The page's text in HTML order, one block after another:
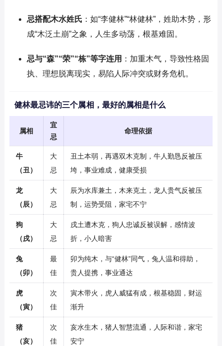
忌搭配木水姓氏 ：如“李健林”“林健林”，姓助木势，形
成“木泛土崩”之象，人生多动荡，根基难固。
忌与“森”“荣”“栋”等字连用 ：加重木气，导致性格固
执、理想脱离现实，易陷人际冲突或财务危机。
健林最忌讳的三个属相，最好的属相是什么
属相
宜
忌
命理依据
牛
（丑）
大
忌
丑土本弱，再遇双木克制，牛人勤恳反被压
垮，事业难成，健康受损
龙
（辰）
大
忌
辰为水库兼土，木来克土，龙人贵气反被压
制，运势受阻，家宅不宁
狗
（戌）
大
忌
戌土遭木克，狗人忠诚反被误解，感情波
折，小人暗害
兔
（卯）
最
佳
卯为纯木，与“健林”同气，兔人温和得助，
贵人提携，事业通达
虎
（寅）
次
佳
寅木带火，虎人威猛有成，根基稳固，财运
渐升
猪
（亥）
次
佳
亥水生木，猪人智慧流通，人际和谐，家宅
安宁